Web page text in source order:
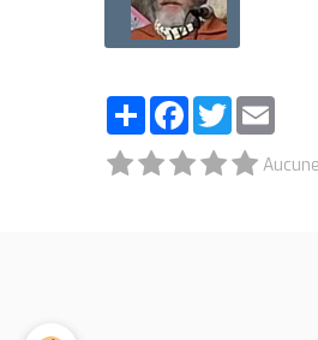
PartagerFacebook
Twitter